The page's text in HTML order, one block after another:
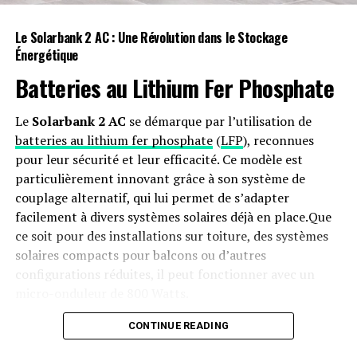
par des modèles de tailles variées, formés ou
affinés avec leurs données spécifiques. Les
classification nécessitent des modèles plus
petits, tandis que les tâches plus complexes
nécessitent des modèles plus grands. Vous
pourrez désormais prendre les modèles
Llama les plus avancés, continuer à les
former avec vos propres données, puis les
distiller en un modèle de taille optimale, sans
que nous ou quiconque d’autre n’ait accès à
vos données.
Nous devons contrôler notre propre destin et
fermé.De nombreuses organisations ne
souhaitent pas dépendre de modèles qu’elles
Le Solarbank 2 AC : Une Révolution dans le Stockage
Énergétique
Batteries au Lithium Fer Phosphate
Le Solarbank 2 AC se démarque par l’utilisation de
batteries au lithium fer phosphate(LFP), reconnues
pour leur sécurité et leur efficacité. Ce modèle est
particulièrement innovant grâce à son système de
couplage alternatif, qui lui permet de s’adapter
facilement à divers systèmes solaires déjà en place.Que
ce soit pour des installations sur toiture, des systèmes
solaires compacts pour balcons ou d’autres
configurations réduites, il peut fonctionner avec un
Capacité et flexibilité Énergétique
CONTINUE READING